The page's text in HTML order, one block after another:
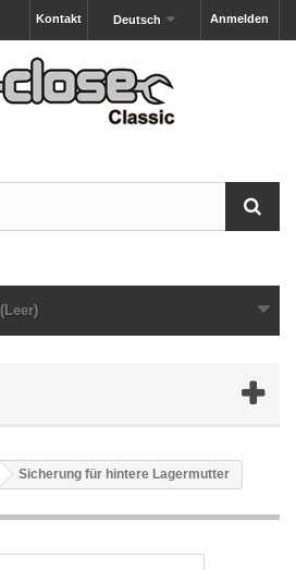
Anmelden
Deutsch
Kontakt
(Leer)
Sicherung für hintere Lagermutter